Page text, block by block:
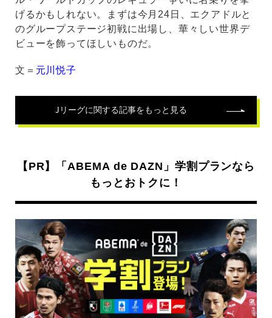
げるかもしれない。まずは今月24日、エクアドルと
のグループステージ初戦に出場し、華々しい世界デ
ビューを飾ってほしいものだ。
文＝ 元川悦子
Jリーグに関する記事をもっと見る
【PR】「ABEMA de DAZN」学割プランなら
もっとおトクに！